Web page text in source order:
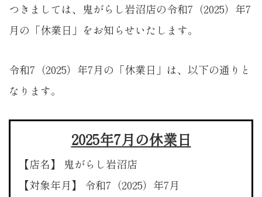
つきましては、鬼がらし岩沼店の令和7（2025）年7
月の「休業日」をお知らせいたします。
令和7（2025）年7月の「休業日」は、以下の通りと
なります。
2025年7月の休業日
【店名】 鬼がらし岩沼店
【対象年月】 令和7（2025）年7月